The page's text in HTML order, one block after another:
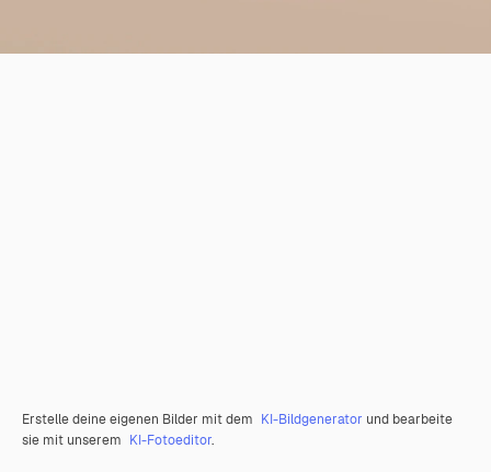
Erstelle deine eigenen Bilder mit dem KI-Bildgenerator und bearbeite
sie mit unserem KI-Fotoeditor.